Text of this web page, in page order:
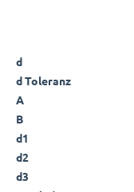
d
d Toleranz
A
B
d1
d2
d3